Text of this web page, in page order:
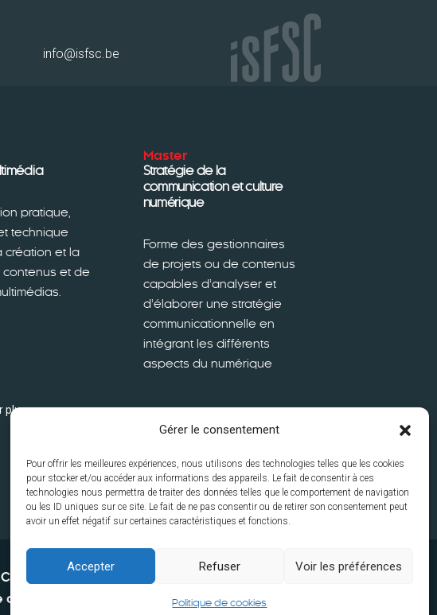
Gérer le consentement
Pour offrir les meilleures expériences, nous utilisons des technologies telles que les cookies
pour stocker et/ou accéder aux informations des appareils. Le fait de consentir à ces
technologies nous permettra de traiter des données telles que le comportement de navigation
ou les ID uniques sur ce site. Le fait de ne pas consentir ou de retirer son consentement peut
avoir un effet négatif sur certaines caractéristiques et fonctions.
Accepter Refuser Voir les préférences
Politique de cookies
info@isfsc.be
pratique,
technique
création et la
et de
plus
Master
Stratégie de la
communication et culture
numérique
Forme des gestionnaires
de projets ou de contenus
capables d’analyser et
d’élaborer une stratégie
communicationnelle en
intégrant les différents
aspects du numérique
Contacts
des cookies